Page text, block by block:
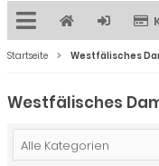
Startseite Westfälisches
Westfälisches
Alle Kategorien